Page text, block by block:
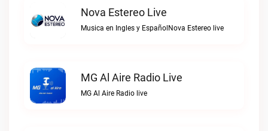
Nova Estereo Live
Musica en Ingles y EspañolNova Estereo live
MG Al Aire Radio Live
MG Al Aire Radio live